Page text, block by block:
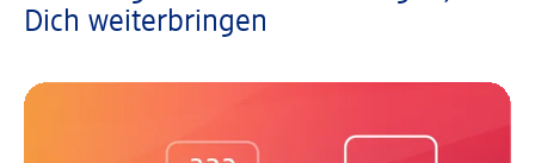
Dich weiterbringen